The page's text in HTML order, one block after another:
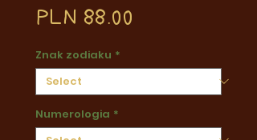
PLN 88.00
Znak zodiaku *
Numerologia *